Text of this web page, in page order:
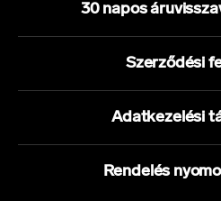
30 napos
Szerződési
Adatkezelési
Rendelés